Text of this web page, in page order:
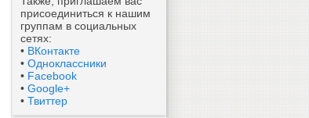
присоединиться к нашим
группам в социальных
сетях:
• ВКонтакте
• Одноклассники
• Facebook
• Google+
• Твиттер